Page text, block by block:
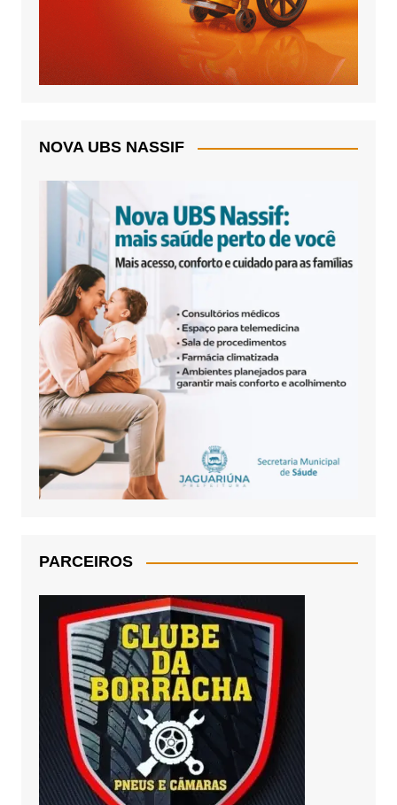
NOVA UBS NASSIF
PARCEIROS